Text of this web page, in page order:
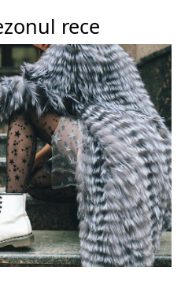
rece